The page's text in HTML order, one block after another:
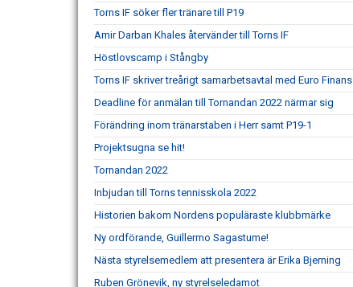
Torns IF söker fler tränare till P19
Amir Darban Khales återvänder till Torns IF
Höstlovscamp i Stångby
Torns IF skriver treårigt samarbetsavtal med Euro Finans
Deadline för anmälan till Tornandan 2022 närmar sig
Förändring inom tränarstaben i Herr samt P19-1
Projektsugna se hit!
Tornandan 2022
Inbjudan till Torns tennisskola 2022
Historien bakom Nordens populäraste klubbmärke
Ny ordförande, Guillermo Sagastume!
Nästa styrelsemedlem att presentera är Erika Bjerning
Ruben Grönevik, ny styrelseledamot